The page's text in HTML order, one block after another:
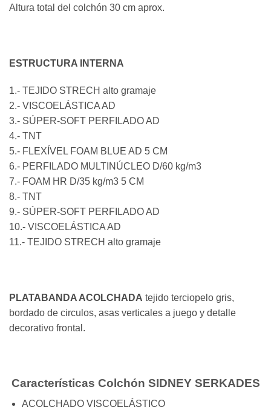
Altura total del colchón 30 cm aprox.
ESTRUCTURA INTERNA
1.- TEJIDO STRECH alto gramaje
2.- VISCOELÁSTICA AD
3.- SÚPER-SOFT PERFILADO AD
4.- TNT
5.- FLEXÍVEL FOAM BLUE AD 5 CM
6.- PERFILADO MULTINÚCLEO D/60 kg/m3
7.- FOAM HR D/35 kg/m3 5 CM
8.- TNT
9.- SÚPER-SOFT PERFILADO AD
10.- VISCOELÁSTICA AD
11.- TEJIDO STRECH alto gramaje
PLATABANDA ACOLCHADA tejido terciopelo gris,
bordado de circulos, asas verticales a juego y detalle
decorativo frontal.
Características Colchón SIDNEY SERKADES
ACOLCHADO VISCOELÁSTICO